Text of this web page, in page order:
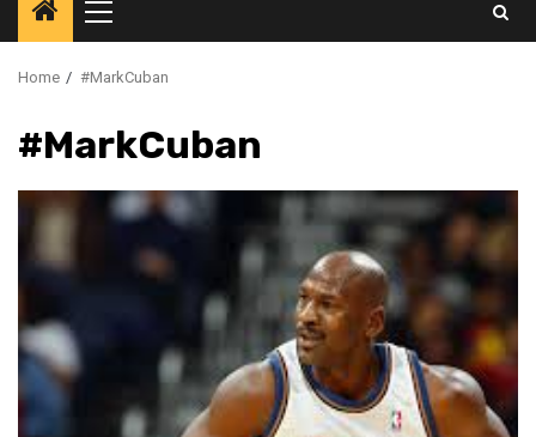
Primary
Menu
Home #MarkCuban
#MarkCuban